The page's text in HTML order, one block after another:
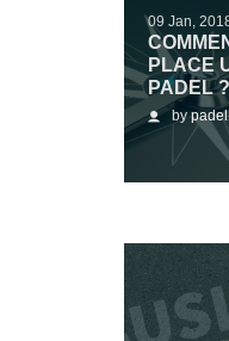
09 Jan,
PLACE
PADEL ?
by